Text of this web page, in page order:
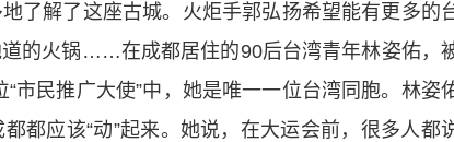
解了这座古城。火炬手郭弘扬希望能有更多的
的火锅……在成都居住的90后台湾青年林姿佑，
市民推广大使”中，她是唯一一位台湾同胞。林姿
都应该“动”起来。她说，在大运会前，很多人都